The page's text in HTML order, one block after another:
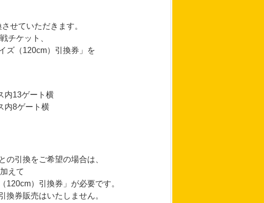
せていただきます。
チケット、
ズ（120cm）引換券」を
内13ゲート横
内8ゲート横
引換をご希望の場合は、
えて
120cm）引換券」が必要です。
券販売はいたしません。